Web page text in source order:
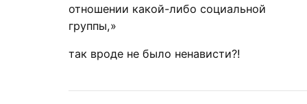
отношении какой-либо социальной
группы,»
так вроде не было ненависти?!